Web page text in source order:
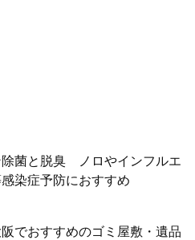
除菌と脱臭 ノロやインフルエ
染症予防におすすめ
でおすすめのゴミ屋敷・遺品